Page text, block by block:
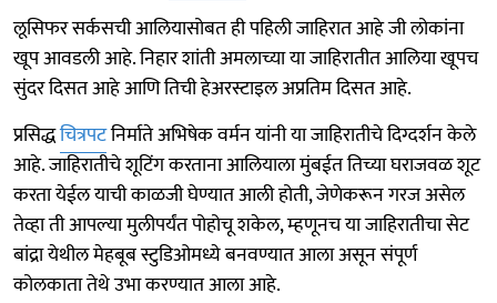
लूसिफर सर्कसची आलियासोबत ही पहिली जाहिरात आहे जी लोकांना
खूप आवडली आहे. निहार शांती अमलाच्या या जाहिरातीत आलिया खूपच
सुंदर दिसत आहे आणि तिची हेअरस्टाइल अप्रतिम दिसत आहे.
प्रसिद्धचित्रपटनिर्माते अभिषेक वर्मन यांनी या जाहिरातीचे दिग्दर्शन केले
आहे. जाहिरातीचे शूटिंग करताना आलियाला मुंबईत तिच्या घराजवळ शूट
करता येईल याची काळजी घेण्यात आली होती, जेणेकरून गरज असेल
तेव्हा ती आपल्या मुलीपर्यंत पोहोचू शकेल, म्हणूनच या जाहिरातीचा सेट
बांद्रा येथील मेहबूब स्टुडिओमध्ये बनवण्यात आला असून संपूर्ण
कोलकाता तेथे उभा करण्यात आला आहे.